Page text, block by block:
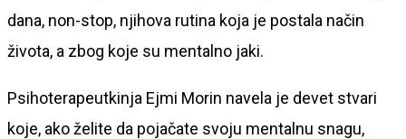
dana, non-stop, njihova rutina koja je postala način
života, a zbog koje su mentalno jaki.
Psihoterapeutkinja Ejmi Morin navela je devet stvari
koje, ako želite da pojačate svoju mentalnu snagu,